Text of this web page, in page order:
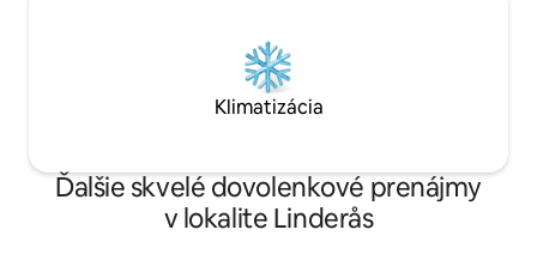
Klimatizácia
Ďalšie skvelé dovolenkové prenájmy
v lokalite Linderås